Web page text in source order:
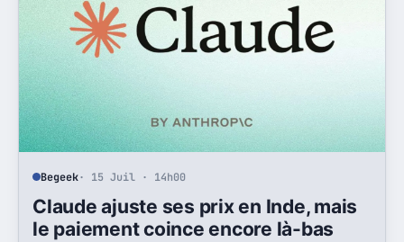
Begeek· 15 Juil · 14h00
Claude ajuste ses prix en Inde, mais
le paiement coince encore là-bas